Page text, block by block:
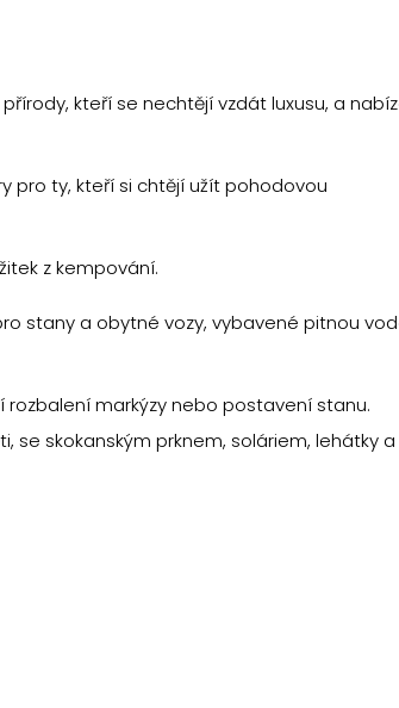
kteří se nechtějí vzdát luxusu, a
pro ty, kteří si chtějí užít pohodovou
z kempování.
stany a obytné vozy, vybavené pitnou
markýzy nebo postavení stanu.
se skokanským prknem, soláriem, lehátky a